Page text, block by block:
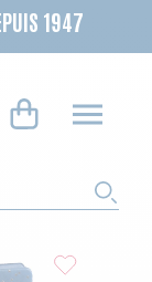
1947